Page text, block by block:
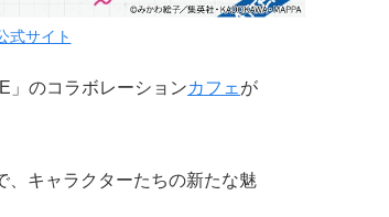
式サイト
」のコラボレーションカフェ が
、キャラクターたちの新たな魅